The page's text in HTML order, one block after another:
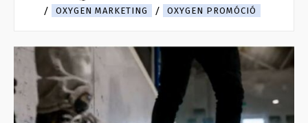
OXYGEN MARKETING
OXYGEN PROMÓCIÓ